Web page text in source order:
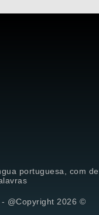
portuguesa, com
@Copyright 2026 ©